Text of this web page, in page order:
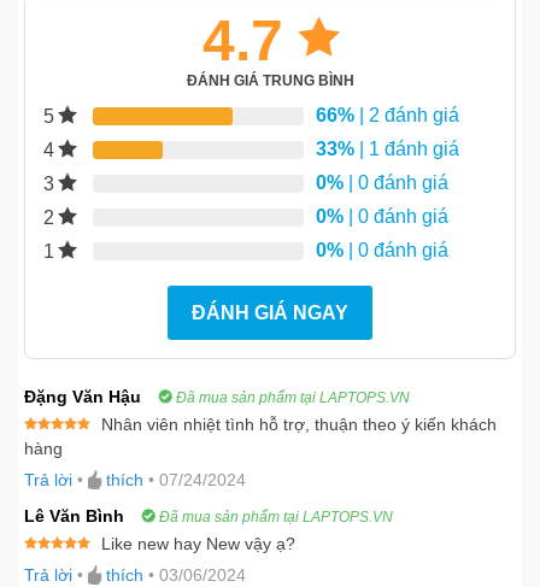
4.7
ĐÁNH GIÁ TRUNG BÌNH
5 66% | 2 đánh giá
4
33% | 1 đánh giá
3
0% | 0 đánh giá
2
0% | 0 đánh giá
1
0% | 0 đánh giá
ĐÁNH GIÁ NGAY
Đặng Văn Hậu Đã mua sản phẩm tại LAPTOPS.VN
Được xếp
hạng5
Nhân viên nhiệt tình hỗ trợ, thuận theo ý kiến khách
hàng
Trả lời • thích • 07/24/2024
Lê Văn Bình
Đã mua sản phẩm tại LAPTOPS.VN
hạng55
Like new hay New vậy ạ?
Trả lời • thích • 03/06/2024